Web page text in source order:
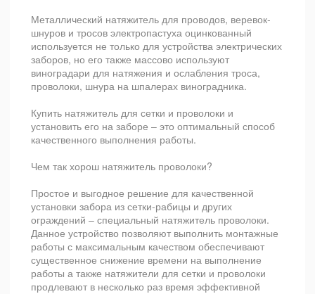
Металлический натяжитель для проводов, веревок-
шнуров и тросов электропастуха оцинкованный
используется не только для устройства электрических
заборов, но его также массово используют
виноградари для натяжения и ослабления троса,
проволоки, шнура на шпалерах виноградника.
Купить натяжитель для сетки и проволоки и
установить его на заборе – это оптимальный способ
качественного выполнения работы.
Чем так хорош натяжитель проволоки?
Простое и выгодное решение для качественной
установки забора из сетки-рабицы и других
ограждений – специальный натяжитель проволоки.
Данное устройство позволяют выполнить монтажные
работы с максимальным качеством обеспечивают
существенное снижение времени на выполнение
работы а также натяжители для сетки и проволоки
продлевают в несколько раз время эффективной